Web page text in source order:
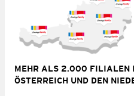
MEHR ALS 2.000 FILIALEN
ÖSTERREICH UND DEN